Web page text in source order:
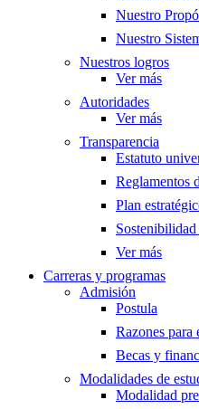
Nuestro
Nuestro
Nuestros logros
Ver más
Autoridades
Ver más
Transparencia
Estatuto
Reglamentos
Plan
Ver más
Carreras y programas
Admisión
Postula
Razones para
Becas y
Modalidades de
Modalidad